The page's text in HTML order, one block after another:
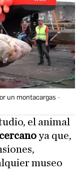
un montacargas
el animal
ya que,
museo